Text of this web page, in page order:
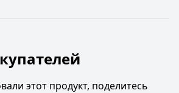
этот продукт, поделитесь